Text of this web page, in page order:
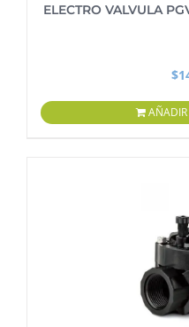
ELECTRO VALVULA
$
AÑADIR